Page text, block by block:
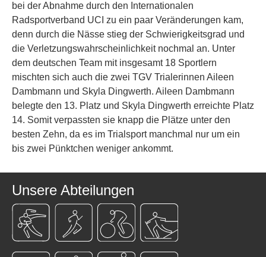
bei der Abnahme durch den Internationalen
Radsportverband UCI zu ein paar Veränderungen kam,
denn durch die Nässe stieg der Schwierigkeitsgrad und
die Verletzungswahrscheinlichkeit nochmal an. Unter
dem deutschen Team mit insgesamt 18 Sportlern
mischten sich auch die zwei TGV Trialerinnen Aileen
Dambmann und Skyla Dingwerth. Aileen Dambmann
belegte den 13. Platz und Skyla Dingwerth erreichte Platz
14. Somit verpassten sie knapp die Plätze unter den
besten Zehn, da es im Trialsport manchmal nur um ein
bis zwei Pünktchen weniger ankommt.
Unsere Abteilungen